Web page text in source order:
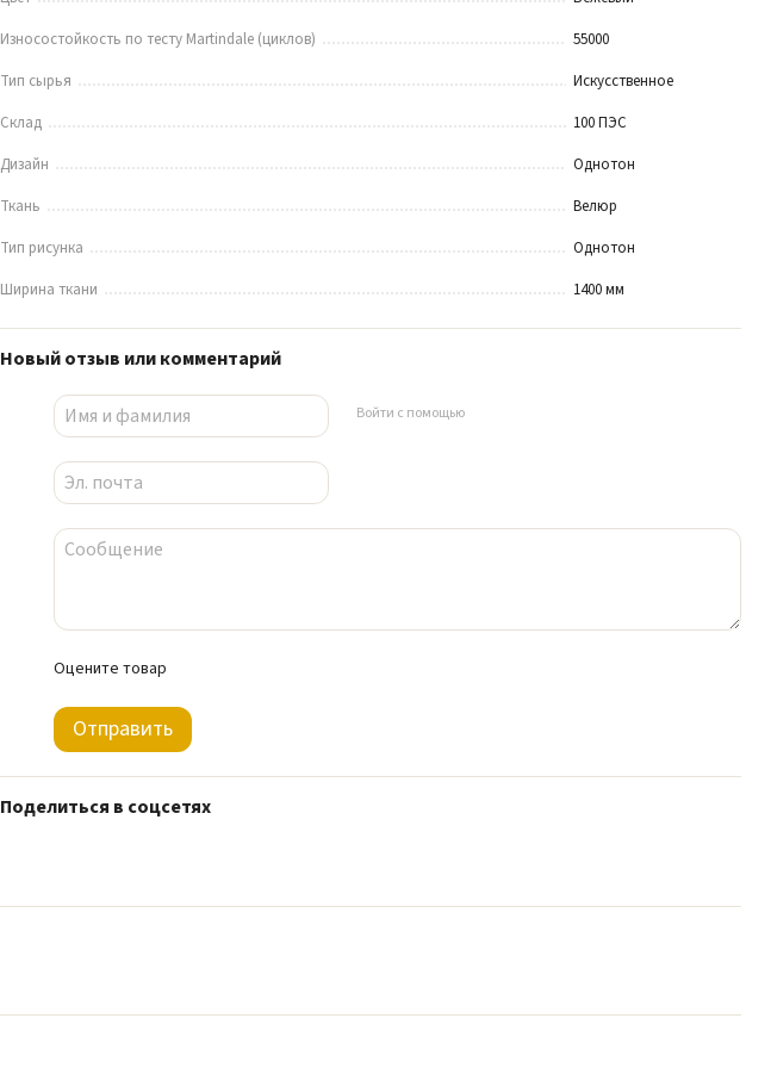
Износостойкость по тесту Martindale (циклов)
55000
Тип сырья
Искусственное
Склад
100 ПЭС
Дизайн
Однотон
Ткань
Велюр
Тип рисунка
Однотон
Ширина ткани
1400 мм
Новый отзыв или комментарий
Войти с помощью
Оцените товар
Отправить
Поделиться в соцсетях